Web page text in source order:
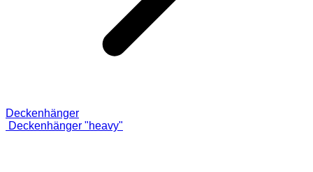
Deckenhänger
Deckenhänger "heavy"